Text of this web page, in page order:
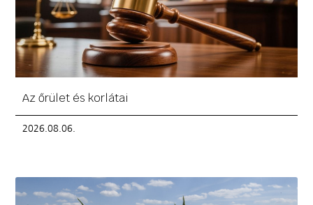
Az őrület és korlátai
2026.08.06.